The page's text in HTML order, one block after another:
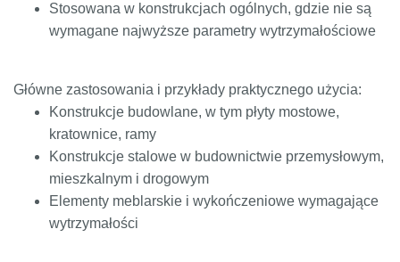
Stosowana w konstrukcjach ogólnych, gdzie nie są
wymagane najwyższe parametry wytrzymałościowe
Główne zastosowania i przykłady praktycznego użycia:
Konstrukcje budowlane, w tym płyty mostowe,
kratownice, ramy
Konstrukcje stalowe w budownictwie przemysłowym,
mieszkalnym i drogowym
Elementy meblarskie i wykończeniowe wymagające
wytrzymałości